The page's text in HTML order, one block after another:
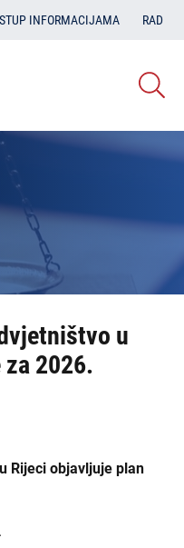
INFORMACIJAMA RAD
u
2026.
Rijeci objavljuje plan